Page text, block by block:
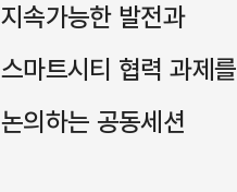
지속가능한 발전과
스마트시티 협력 과제를
논의하는 공동세션